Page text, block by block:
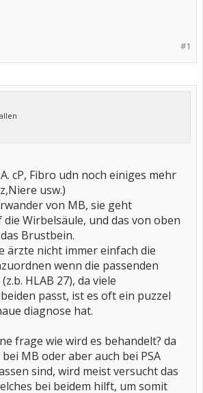
#1
cP, Fibro udn noch einiges mehr
usw.)
von MB, sie geht
Wirbelsäule, und das von oben
Brustbein.
ärzte nicht immer einfach die
wenn die passenden
HLAB 27), da viele
passt, ist es oft ein puzzel
diagnose hat.
frage wie wird es behandelt? da
MB oder aber auch bei PSA
sind, wird meist versucht das
bei beidem hilft, um somit